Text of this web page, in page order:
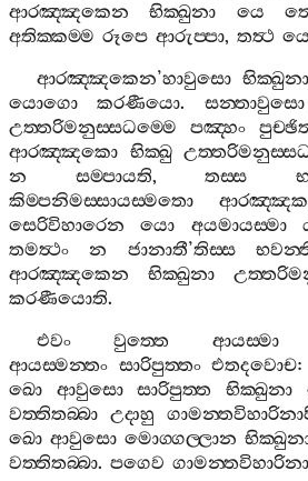
ආරඤ‍්ඤකෙන
භික‍්ඛුනා යෙ
අතික‍්කම‍්ම රූපෙ ආරුප‍්පා, තත්‍ථ
ආරඤ‍්ඤකෙන’හාවුසො භික‍්ඛුනා
යොගො
කරණීයො. සන‍්තාවුසො
උත‍්තරිමනුස‍්සධම‍්මෙ
පඤ‍්හං
ආරඤ‍්ඤකො භික‍්ඛු
න
සම‍්පායති, තස‍්ස
කිම‍්පනිමස‍්සායස‍්මතො
සෙරිවිහාරෙන
යො අයමායස‍්මා
තමත්‍ථං
න ජානාතී’තිස‍්ස
ආරඤ‍්ඤකෙන
භික‍්ඛුනා
කරණීයොති.
එවං
වුත‍්තෙ ආයස‍්මා
ආයස‍්මන‍්තං සාරිපුත‍්තං එතදවොච:
ඛො
ආවුසො සාරිපුත‍්ත භික‍්ඛුනා
වත‍්තිතබ‍්බා උදාහු
ඛො ආවුසො මොග‍්ගල‍්ලාන
වත‍්තිතබ‍්බා. පගෙව